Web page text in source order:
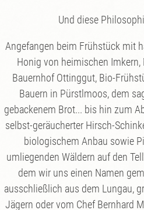
Und diese
Angefangen beim Frühstück mit
Honig von heimischen
Bauernhof Ottinggut, Bio-
Bauern in Pürstlmoos, dem
gebackenem Brot... bis hin zum
selbst-geräucherter Hirsch-
biologischem Anbau sowie
umliegenden Wäldern auf den
dem wir uns einen Namen
ausschließlich aus dem Lungau,
Jägern oder vom Chef Bernhard